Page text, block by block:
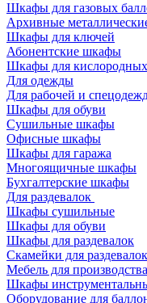
Шкафы для газовых
Архивные
Шкафы для ключей
Абонентские шкафы
Шкафы для
Для одежды
Для рабочей и
Шкафы для обуви
Сушильные шкафы
Офисные шкафы
Шкафы для гаража
Многоящичные шкафы
Бухгалтерские шкафы
Для раздевалок
Шкафы сушильные
Шкафы для обуви
Шкафы для раздевалок
Скамейки для раздевалок
Мебель для производства
Шкафы
Оборудование для